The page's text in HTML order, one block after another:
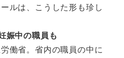
ルは、こうした形も珍し
娠中の職員も
働省。省内の職員の中に